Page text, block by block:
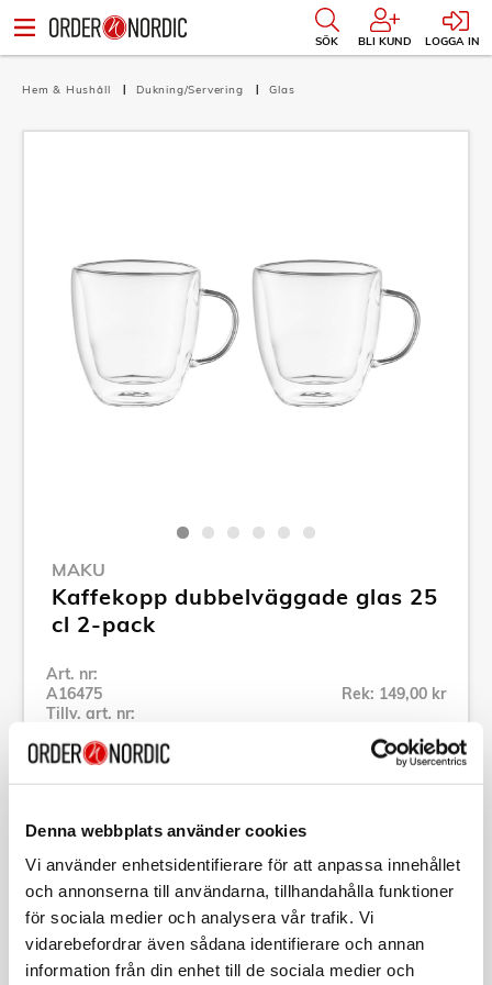
Denna webbplats använder cookies
Vi använder enhetsidentifierare för att anpassa innehållet
och annonserna till användarna, tillhandahålla funktioner
för sociala medier och analysera vår trafik. Vi
vidarebefordrar även sådana identifierare och annan
information från din enhet till de sociala medier och
SÖK BLI KUND LOGGA IN
Hem & Hushåll Dukning/Servering Glas
MAKU
Kaffekopp dubbelväggade glas 25
cl 2-pack
Art. nr:
A16475
Tillv. art. nr:
Rek: 149,00 kr
Se alla produkter inom Maku
Beskrivning
Art. nr:A16475